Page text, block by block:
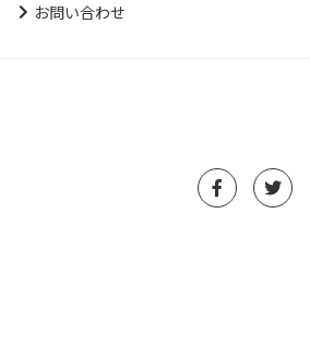
お問い合わせ